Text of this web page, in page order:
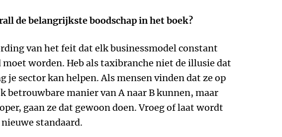
de belangrijkste boodschap in het boek?
van het feit dat elk businessmodel constant
worden. Heb als taxibranche niet de illusie dat
je sector kan helpen. Als mensen vinden dat ze op
betrouwbare manier van A naar B kunnen, maar
gaan ze dat gewoon doen. Vroeg of laat wordt
standaard.